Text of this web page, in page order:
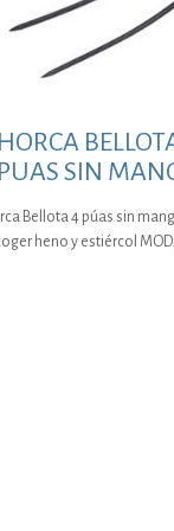
SIN
Bellota 4 púas sin
heno y estiércol